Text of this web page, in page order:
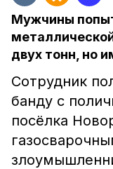
Мужчины
двух тонн, но
Сотрудник
банду с
посёлка